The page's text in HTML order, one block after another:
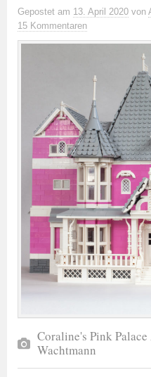
Gepostet am 13. April 2020 von
15 Kommentaren
Coraline's Pink
Wachtmann